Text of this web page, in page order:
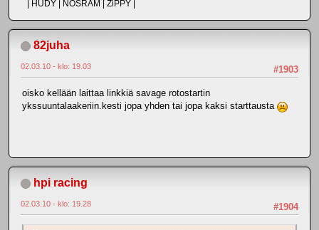
| HUDY | NOSRAM | ZiPPY |
82juha
#1903
02.03.10 - klo: 19.03
oisko kellään laittaa linkkiä savage rotostartin
ykssuuntalaakeriin.kesti jopa yhden tai jopa kaksi starttausta
hpi racing
#1904
02.03.10 - klo: 19.28